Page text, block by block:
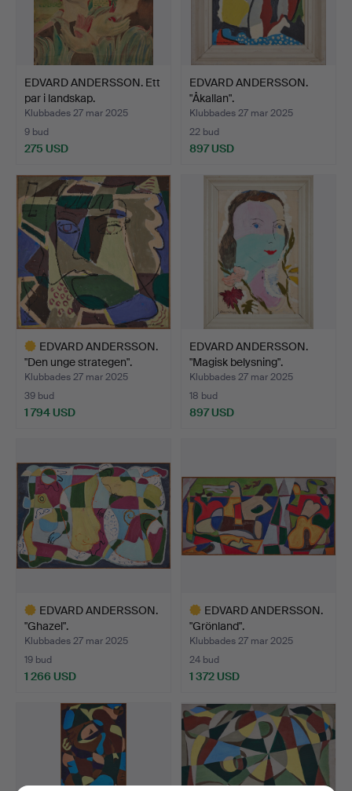
EDVARD ANDERSSON. Ett
par i landskap.
Klubbades 27 mar 2025
9 bud
275 USD
EDVARD ANDERSSON.
"Åkallan".
Klubbades 27 mar 2025
22 bud
897 USD
EDVARD ANDERSSON.
"Den unge strategen".
Klubbades 27 mar 2025
39 bud
1 794 USD
EDVARD ANDERSSON.
"Magisk belysning".
Klubbades 27 mar 2025
18 bud
897 USD
EDVARD ANDERSSON.
"Ghazel".
Klubbades 27 mar 2025
19 bud
1 266 USD
EDVARD ANDERSSON.
"Grönland".
Klubbades 27 mar 2025
24 bud
1 372 USD
föremål